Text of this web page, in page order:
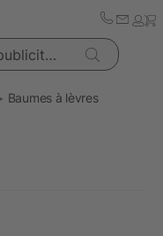
Baumes à lèvres